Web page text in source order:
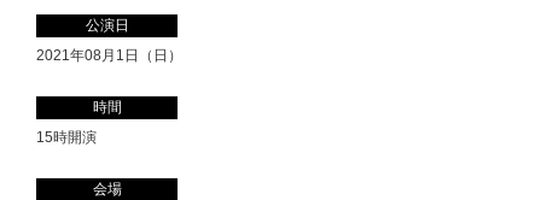
公演日
2021年08月1日（日）
時間
15時開演
会場